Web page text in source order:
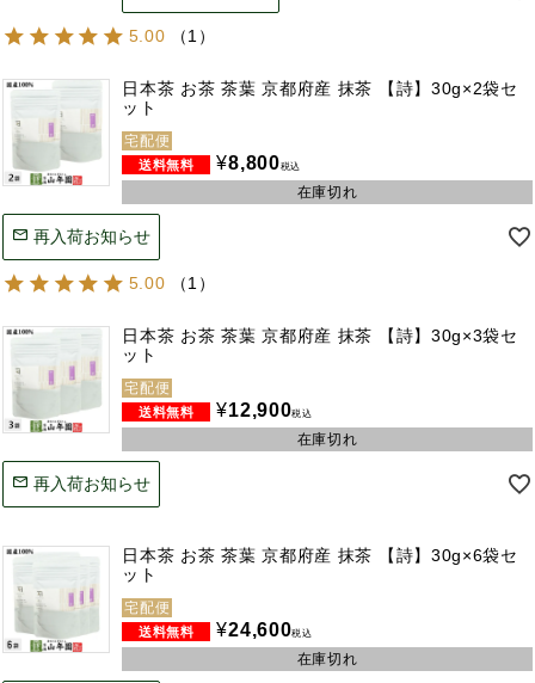
5.00 （1 ）
日本茶 お茶 茶葉 京都府産 抹茶 【詩】30g×2袋セ
ット
宅配便
¥8,800税込
在庫切れ
再入荷お知らせ
5.00 （1 ）
日本茶 お茶 茶葉 京都府産 抹茶 【詩】30g×3袋セ
ット
宅配便
¥12,900税込
在庫切れ
再入荷お知らせ
日本茶 お茶 茶葉 京都府産 抹茶 【詩】30g×6袋セ
ット
宅配便
¥24,600税込
在庫切れ